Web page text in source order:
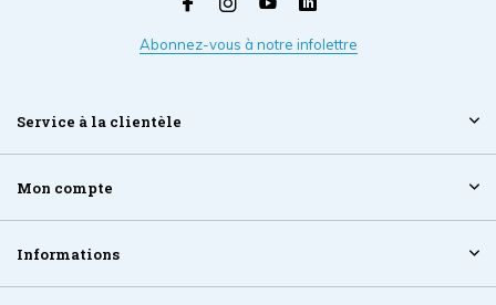
Abonnez-vous à notre infolettre
Service à la clientèle
Mon compte
Informations